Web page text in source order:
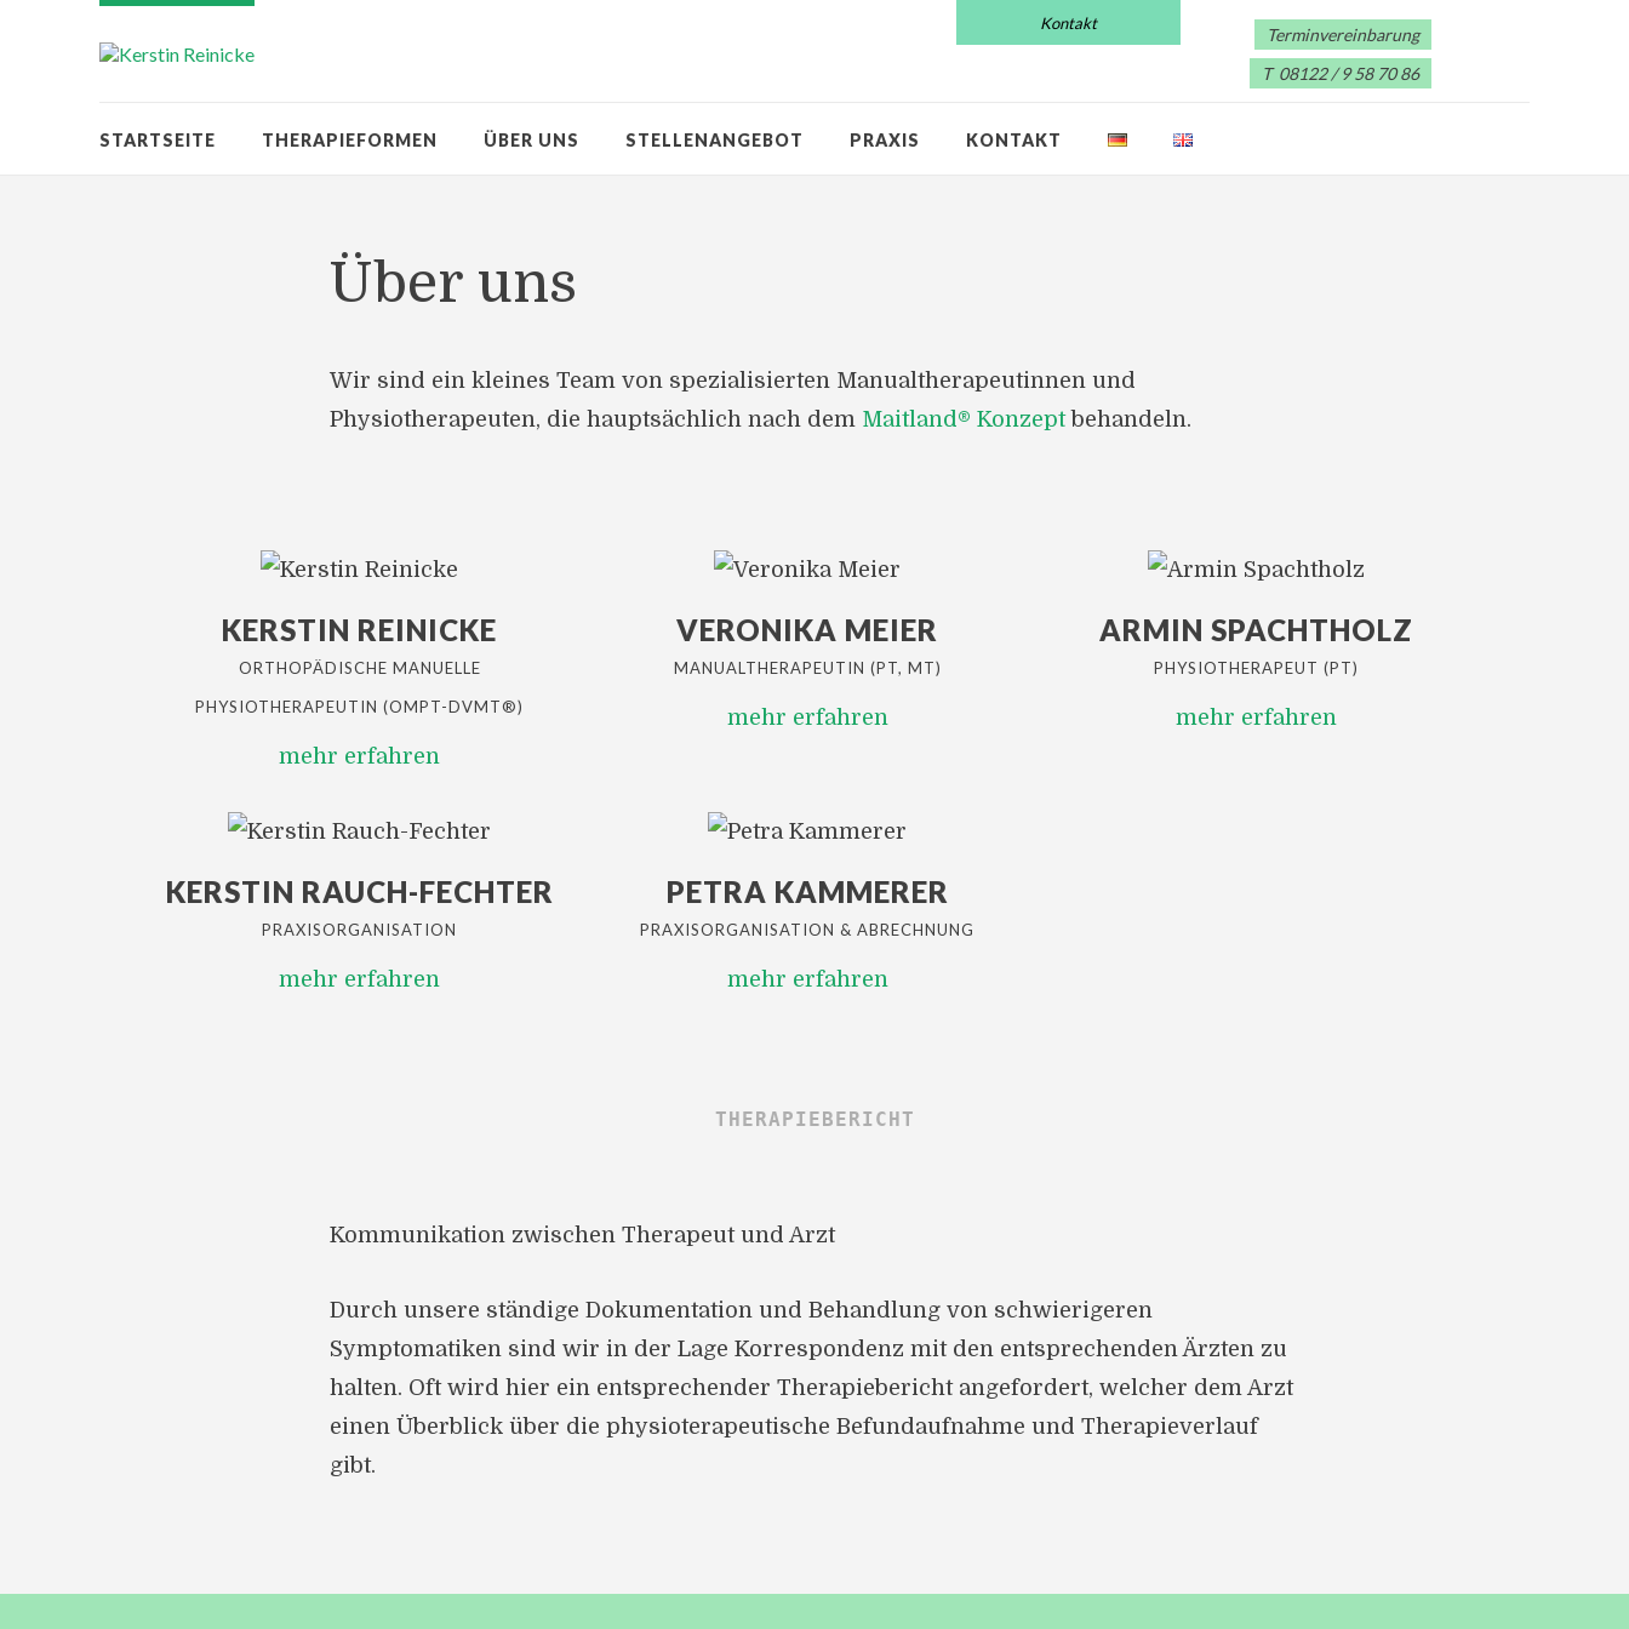
Terminvereinbarung
T 08122 / 9 58 70 86
Kontakt
STARTSEITE THERAPIEFORMEN ÜBER UNS STELLENANGEBOT PRAXIS KONTAKT
Über uns
Wir sind ein kleines Team von spezialisierten Manualtherapeutinnen und
Physiotherapeuten, die hauptsächlich nach dem Maitland® Konzeptbehandeln.
KERSTIN REINICKE
ORTHOPÄDISCHE MANUELLE
PHYSIOTHERAPEUTIN (OMPT-DVMT®)
mehr erfahren
VERONIKA MEIER
MANUALTHERAPEUTIN (PT, MT)
mehr erfahren
ARMIN SPACHTHOLZ
PHYSIOTHERAPEUT (PT)
mehr erfahren
KERSTIN RAUCH-FECHTER
PRAXISORGANISATION
mehr erfahren
PETRA KAMMERER
PRAXISORGANISATION & ABRECHNUNG
mehr erfahren
THERAPIEBERICHT
Kommunikation zwischen Therapeut und Arzt
Durch unsere ständige Dokumentation und Behandlung von schwierigeren
Symptomatiken sind wir in der Lage Korrespondenz mit den entsprechenden Ärzten zu
halten. Oft wird hier ein entsprechender Therapiebericht angefordert, welcher dem Arzt
einen Überblick über die physioterapeutische Befundaufnahme und Therapieverlauf
gibt.